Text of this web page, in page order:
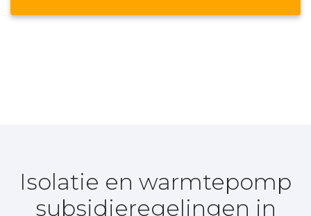
Isolatie en warmtepomp
subsidieregelingen in